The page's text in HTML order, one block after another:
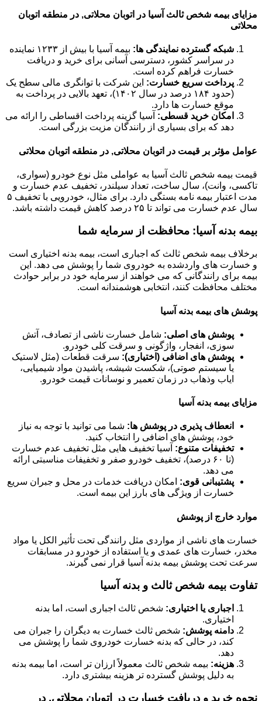
مزایای بیمه شخص ثالث آسیا در اتوبان محلاتی, در منطقه اتوبان
محلاتی
شبکه گسترده نمایندگی ها:
بیمه آسیا با بیش از ۱۲۳۳ نماینده
در سراسر کشور، دسترسی آسانی برای خرید و دریافت
خسارت فراهم کرده است.
پرداخت سریع خسارت: این شرکت با توانگری مالی سطح یک
(حدود ۱۸۴ درصد در سال ۱۴۰۲)، تعهد بالایی در پرداخت به
موقع خسارت ها دارد.
امکان خرید قسطی: آسیا گزینه پرداخت اقساطی را ارائه می
دهد که برای بسیاری از رانندگان مزیت بزرگی است.
عوامل مؤثر بر قیمت در اتوبان محلاتی, در منطقه اتوبان محلاتی
قیمت بیمه شخص ثالث آسیا به عواملی مثل نوع خودرو (سواری،
تاکسی، وانت)، سال ساخت، تعداد سیلندر، تخفیف عدم خسارت و
مدت اعتبار بیمه نامه بستگی دارد. برای مثال، خودرویی با تخفیف ۵
سال عدم خسارت می تواند تا ۲۵ درصد کاهش قیمت داشته باشد.
بیمه بدنه آسیا: محافظت از سرمایه شما
برخلاف بیمه شخص ثالث که اجباری است، بیمه بدنه اختیاری است
و خسارت های واردشده به خودروی شما را پوشش می دهد. این
بیمه برای رانندگانی که می خواهند از سرمایه خود در برابر حوادث
مختلف محافظت کنند، انتخابی هوشمندانه است.
پوشش های بیمه بدنه آسیا
پوشش های اصلی: شامل خسارت ناشی از تصادف، آتش
سوزی، انفجار، واژگونی و سرقت کلی خودرو.
پوشش های اضافی (اختیاری): سرقت قطعات (مثل لاستیک
یا سیستم صوتی)، شکست شیشه، پاشیدن مواد شیمیایی،
ایاب وذهاب در زمان تعمیر و نوسانات قیمت خودرو.
مزایای بیمه بدنه آسیا
انعطاف پذیری در پوشش ها: شما می توانید با توجه به نیاز
خود، پوشش های اضافی را انتخاب کنید.
تخفیفات متنوع: آسیا تخفیف هایی مثل تخفیف عدم خسارت
(تا ۶۰ درصد)، تخفیف خودرو صفر و تخفیفات مناسبتی ارائه
می دهد.
پشتیبانی قوی: امکان دریافت خدمات در محل و جبران سریع
خسارت از ویژگی های بارز این بیمه است.
موارد خارج از پوشش
خسارت های ناشی از مواردی مثل رانندگی تحت تأثیر الکل یا مواد
مخدر، خسارت های عمدی و یا استفاده از خودرو در مسابقات
سرعت تحت پوشش بیمه بدنه آسیا قرار نمی گیرند.
تفاوت بیمه شخص ثالث و بدنه آسیا
اجباری یا اختیاری: شخص ثالث اجباری است، اما بدنه
اختیاری.
دامنه پوشش: شخص ثالث خسارت به دیگران را جبران می
کند، در حالی که بدنه خسارت خودروی شما را پوشش می
دهد.
هزینه: بیمه شخص ثالث معمولاً ارزان تر است، اما بیمه بدنه
به دلیل پوشش گسترده تر هزینه بیشتری دارد.
نحوه خرید و دریافت خسارت در اتوبان محلاتی, در